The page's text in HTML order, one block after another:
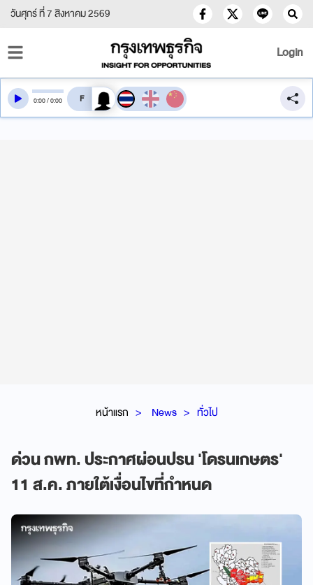
วันศุกร์ ที่ 7 สิงหาคม 2569
Login
หน้าแรก News ทั่วไป
ด่วน กพท. ประกาศผ่อนปรน 'โดรนเกษตร'
11 ส.ค. ภายใต้เงื่อนไขที่กำหนด
0:00/0:00 สลับเสียงอ่าน